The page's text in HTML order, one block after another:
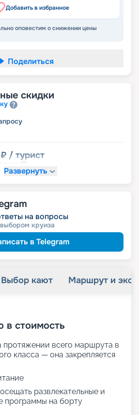
Добавить в избранное
оповестим о снижении цены
Поделиться
скидки
₽ / турист
Развернуть
на вопросы
круиза
в Telegram
Выбор кают Маршрут и
в стоимость
всего маршрута в
класса — она закрепляется
развлекательные и
программы на борту